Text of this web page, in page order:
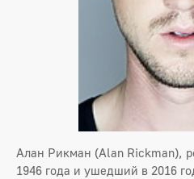
Алан Рикман (Alan Rickman),
1946 года и ушедший в 2016